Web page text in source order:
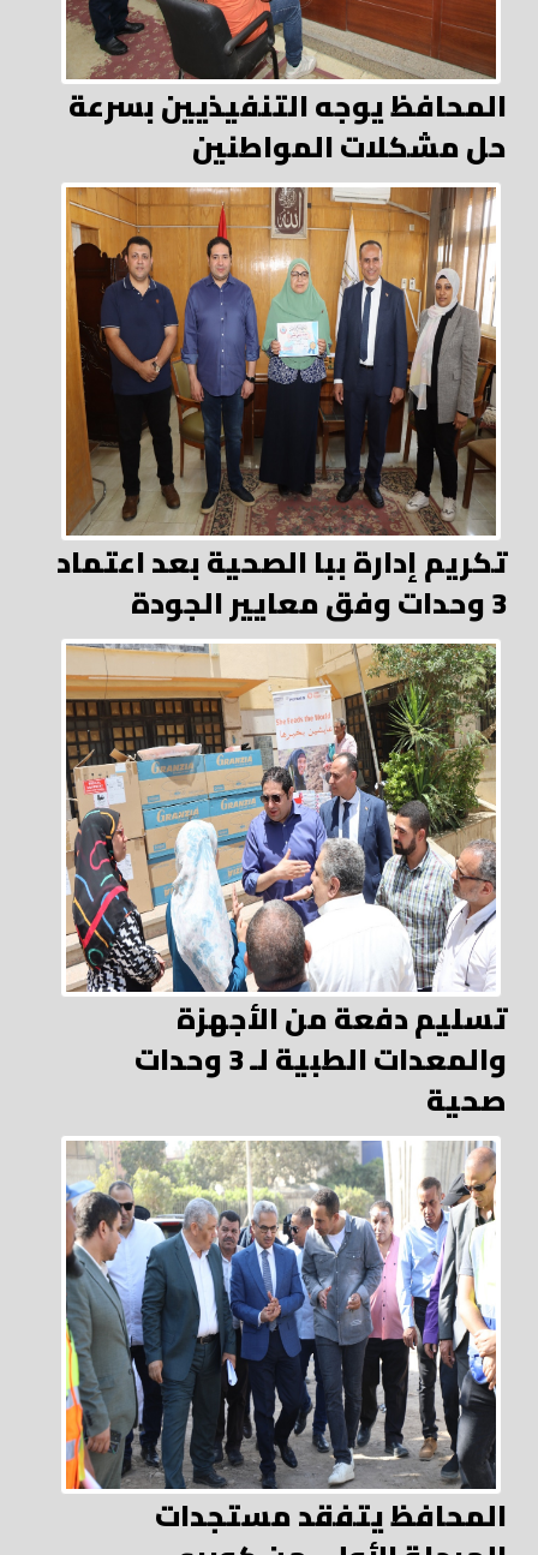
المحافظ يوجه التنفيذيين بسرعة
حل مشكلات المواطنين
تكريم إدارة ببا الصحية بعد اعتماد
3 وحدات وفق معايير الجودة
تسليم دفعة من الأجهزة
والمعدات الطبية لـ 3 وحدات
صحية
المحافظ يتفقد مستجدات